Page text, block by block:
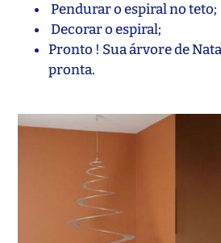
Pendurar o espiral no teto;
Decorar o espiral;
Pronto ! Sua árvore de
pronta.